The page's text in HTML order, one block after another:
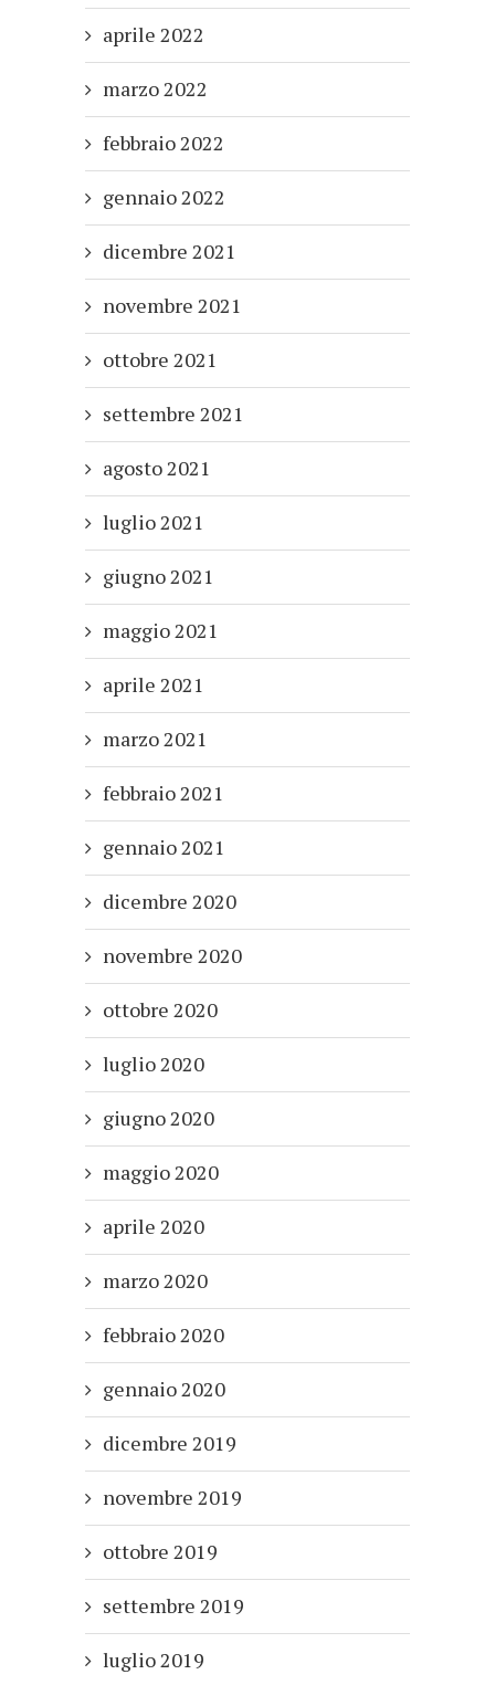
aprile 2022
marzo 2022
febbraio 2022
gennaio 2022
dicembre 2021
novembre 2021
ottobre 2021
settembre 2021
agosto 2021
luglio 2021
giugno 2021
maggio 2021
aprile 2021
marzo 2021
febbraio 2021
gennaio 2021
dicembre 2020
novembre 2020
ottobre 2020
luglio 2020
giugno 2020
maggio 2020
aprile 2020
marzo 2020
febbraio 2020
gennaio 2020
dicembre 2019
novembre 2019
ottobre 2019
settembre 2019
luglio 2019